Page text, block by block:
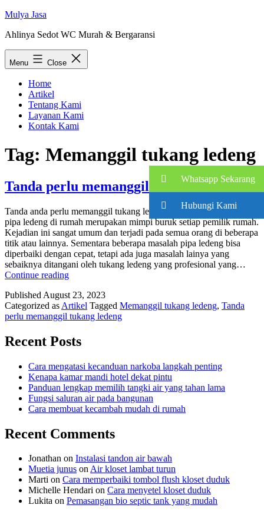
Skip
content
Mulya Jasa
Ahlinya Sedot WC Murah & Bergaransi
Menu Close
Home
Artikel
Tentang Kami
Layanan Kami
Kontak Kami
Tag: Memanggil tukang ledeng
Tanda perlu memanggil tukang ledeng
Tanda anda perlu memanggil tukang ledeng Mempunyai masalah
pipa ledeng di rumah merupakan mimpi buruk setiap pemilik rumah.
Kejadian ini sangat umum dan terjadi pada semua orang di beberapa
titik atau lainnya. Sementara beberapa masalah pipa ledeng bisa
diperbaiki dengan cepat, tetapi ada juga masalah lainya yang
sebaiknya ditangani oleh tukang ledeng yang profesional yang…
Continue readingTanda
memanggil
tukang
ledeng
Published August 23, 2023
Categorized as Artikel Tagged Memanggil tukang ledeng, Tanda
perlu memanggil tukang ledeng
Recent Posts
Cara mengatasi kecanduan narkoba langkah penting
Kenapa kamar mandi hotel dekat pintu
Panduan lengkap memilih tangki air yang tahan lama
Fungsi saluran air pada bangunan
Cara membuat kecambah mudah di rumah
Recent Comments
Jonathan on Instalasi tandon air bawah
Muetia junus onAir kloset lambat turun
Marti on Cara memperbaiki tombol flush kloset duduk
Michelle Hendari on Cara menyetel kloset duduk
Lukita on Pemasangan bio septic tank yang mudah
Whatsapp Sekarang
Hubungi Kami